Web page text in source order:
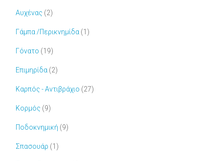
Αυχένας (2)
Γάμπα /Περικνημίδα (1)
Γόνατο (19)
Επιμηρίδα (2)
Καρπός - Αντιβράχιο (27)
Κορμός (9)
Ποδοκνημική (9)
Σπασουάρ (1)